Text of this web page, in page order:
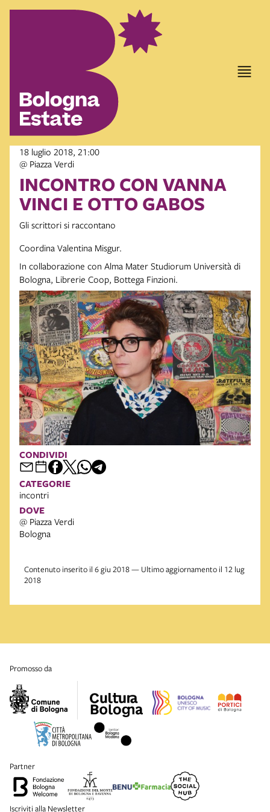
18 luglio 2018, 21:00
@ Piazza Verdi
INCONTRO CON VANNA
VINCI E OTTO GABOS
Gli scrittori si raccontano
Coordina Valentina Misgur.
In collaborazione con Alma Mater Studiorum Università di
Bologna, Librerie Coop, Bottega Finzioni.
CONDIVIDI
CATEGORIE
incontri
DOVE
@ Piazza Verdi
Bologna
Contenuto inserito il 6 giu 2018 — Ultimo aggiornamento il 12 lug
2018
promosso da
partner
Iscriviti alla Newsletter